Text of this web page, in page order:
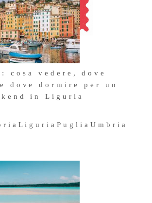
cosa vedere, dove
dove dormire per un
in Liguria
LiguriaPuglia Umbria